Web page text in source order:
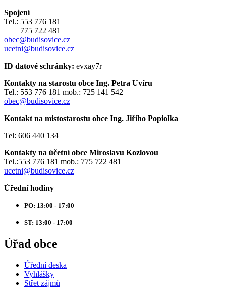
Spojení
Tel.: 553 776 181
775 722 481
obec@budisovice.cz
ucetni@budisovice.cz
ID datové schránky: evxay7r
Kontakty na starostu obce Ing. Petra Uvíru
Tel.: 553 776 181 mob.: 725 141 542
obec@budisovice.cz
Kontakt na mistostarostu obce Ing. Jiřího Popiolka
Tel: 606 440 134
Kontakty na účetní obce Miroslavu Kozlovou
Tel.:553 776 181 mob.: 775 722 481
ucetni@budisovice.cz
Úřední hodiny
PO: 13:00 - 17:00
ST: 13:00 - 17:00
Úřad obce
Úřední deska
Vyhlášky
Střet zájmů